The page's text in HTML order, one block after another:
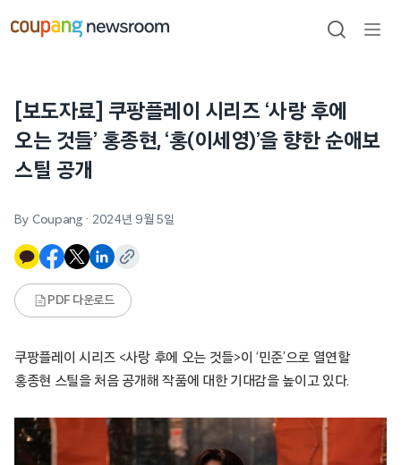
건너뛰기
검색
[보도자료] 쿠팡플레이 시리즈 ‘사랑 후에
오는 것들’ 홍종현, ‘홍(이세영)’을 향한 순애보
스틸 공개
By Coupang · 2024년 9월 5일
PDF 다운로드
쿠팡플레이 시리즈 <사랑 후에 오는 것들>이 ‘민준’으로 열연할
홍종현 스틸을 처음 공개해 작품에 대한 기대감을 높이고 있다.